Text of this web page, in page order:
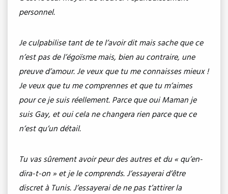
personnel.
Je culpabilise tant de te l’avoir dit mais sache que ce
n’est pas de l’égoïsme mais, bien au contraire, une
preuve d’amour. Je veux que tu me connaisses mieux !
Je veux que tu me comprennes et que tu m’aimes
pour ce je suis réellement. Parce que oui Maman je
suis Gay, et oui cela ne changera rien parce que ce
n’est qu’un détail.
Tu vas sûrement avoir peur des autres et du « qu’en-
dira-t-on » et je le comprends. J’essayerai d’être
discret à Tunis. J’essayerai de ne pas t’attirer la